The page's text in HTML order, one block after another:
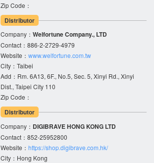
Zip Code：
Distributor
Company： Welfortune Company., LTD
Contact：886-2-2729-4979
Website： www.welfortune.com.tw
City：Taibei
Add：Rm. 6A13, 6F., No.5, Sec. 5, Xinyi Rd., Xinyi
Dist., Taipei City 110
Zip Code：
Distributor
Company： DIGIBRAVE HONG KONG LTD
Contact：852-25952800
Website： https://shop.digibrave.com.hk/
City：Hong Kong